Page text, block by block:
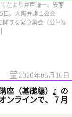
左より井戸謙一、安原
日、大阪弁護士会会
する緊急集会（公平な
2020年06月16日
座（基礎編）』の
ンラインで、７月